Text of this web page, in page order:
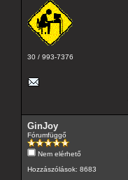
30 / 993-7376
GinJoy
Fórumfüggő
Nem elérhető
Hozzászólások: 8683